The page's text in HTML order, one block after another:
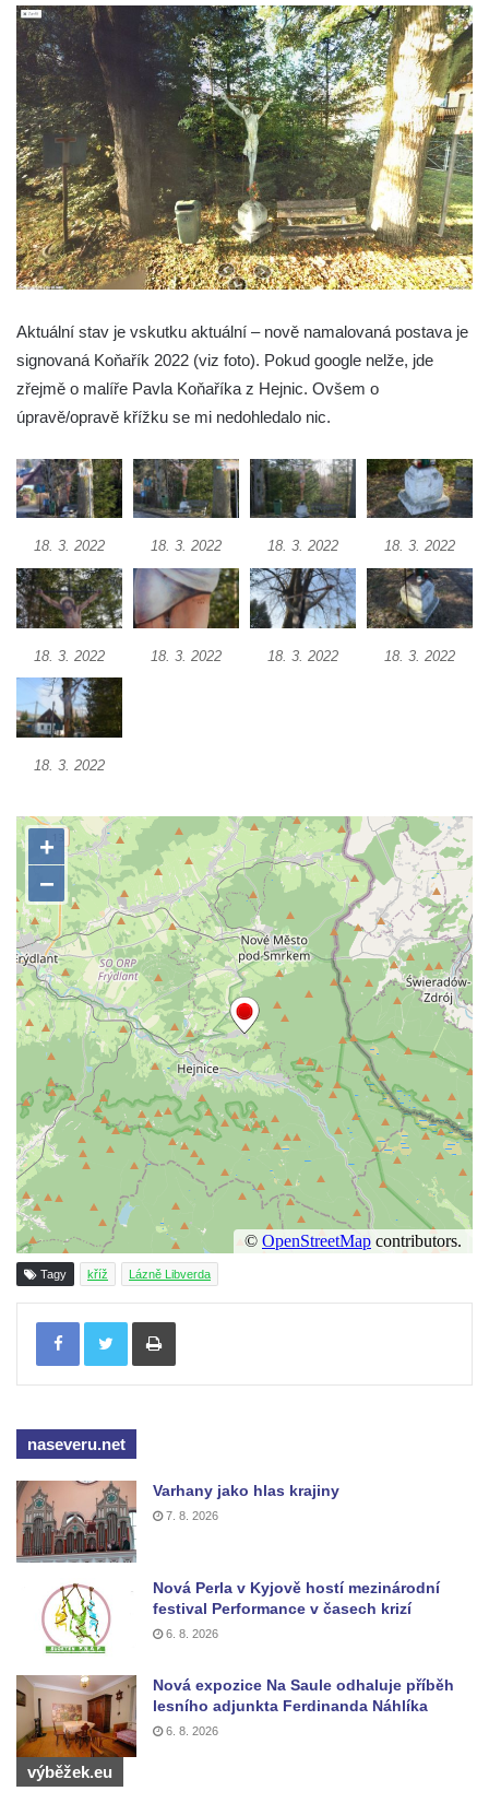
Kříž u kostela svatého Václava ve Velešíně
Kříž u brány na hřbitov ve Velešíně
Kříž na zahradě domu čp. 127 v Římově
Kříž u fary v Římově
Kříž u lípy Jana Gurreho v Římově
Boží muka u hřbitova v Římově
Centrální kříž hřbitova v Římově
Kříž na návsi v Dolním Třeboníně
Kříž na návsi v Plavu
Boží muka v Plavu
Kříž u Obrázku severovýchodně od
Práchně
Kříž na rozcestí u domu čp. 283 v Dolním
Podluží
Podluží
Kříž u domu čp. 155 v Chřibské
Údajný kříž u domu čp. 283 ve Chřibské
Kříž jižně od Bukolu
Kříž na návsi v Bukolu
Centrální kříž hřbitova v Hrobčicích
Kříž u silnice z Chouče do Mirošovic
Kříž na rozcestí v Záluží
Kříž v ulici V Zátiší v Dobříni
Boží muka u domu čp. 392 na rohu ulic Na
Hradčanech a Palackého v Roudnici nad
Labem
Kříž v centru Liběšic
Kříž na návsi v Chouči
Boží muka na rozcestí východně od Chouče
Kříž na návsi v Lužici
Kříž na návsi v Dobrčicích
Kříž u domu čp. 3 v Chrámcích
Kříž u polní cesty severozápadně od Kozel
Údajný kříž na návsi v Kozlech
Centrální kříž hřbitova v Kozlech
Kříž východně od Oparna u cesty na Lovoš
Pamětní kříž na Lovoši
Kříž na rozcestí u domu čp. 49 ve Svojkově
Centrální kříž bývalého hřbitova v Horním
Kříž jižně od Prysku
Boží muka svatého Floriána v Mezné
Neugebauerův kříž východně od Sloupu v
Čechách
Kříž u kostela Zvěstování Panny Marie v
Duchcově
Údajný kříž před kostelem svatých Petra a
Pavla v Jeníkově
Kříž na návsi v Jeníkově
Kříž na křižovatce v Teplické ulici v Lahošti
Kříž U Pěti lip na pastvině severovýchodně
Aktuální stav je vskutku aktuální – nově namalovaná postava je
signovaná Koňařík 2022 (viz foto). Pokud google nelže, jde
zřejmě o malíře Pavla Koňaříka z Hejnic. Ovšem o
úpravě/opravě křížku se mi nedohledalo nic.
18. 3. 2022 18. 3. 2022 18. 3. 2022 18. 3. 2022
18. 3. 2022 18. 3. 2022 18. 3. 2022 18. 3. 2022
18. 3. 2022
Tagy kříž Lázně Libverda
Tisknout
naseveru.net
Varhany jako hlas krajiny
7. 8. 2026
Nová Perla v Kyjově hostí mezinárodní
festival Performance v časech krizí
6. 8. 2026
Nová expozice Na Saule odhaluje příběh
lesního adjunkta Ferdinanda Náhlíka
6. 8. 2026
výběžek.eu